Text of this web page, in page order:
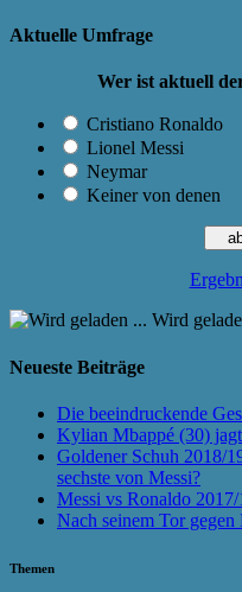
Aktuelle Umfrage
Wer ist aktuell
Cristiano Ronaldo
Lionel Messi
Neymar
Keiner von denen
Wird
Neueste Beiträge
Die beeindruckende
Kylian Mbappé (30)
Goldener Schuh 2018/
sechste von Messi?
Messi vs Ronaldo
Nach seinem Tor
Themen